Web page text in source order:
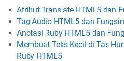
Atribut Translate HTML5 dan
Tag Audio HTML5 dan
Anotasi Ruby HTML5 dan
Membuat Teks Kecil di Tas
Ruby HTML5